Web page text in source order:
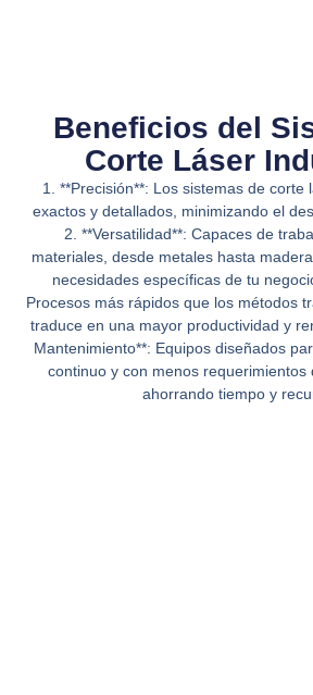
Beneficios del
Corte Láser
1. **Precisión**: Los sistemas de corte
exactos y detallados, minimizando el
2. **Versatilidad**: Capaces de
materiales, desde metales hasta
necesidades específicas de tu
Procesos más rápidos que los métodos
traduce en una mayor productividad y
Mantenimiento**: Equipos diseñados
continuo y con menos requerimientos
ahorrando tiempo y